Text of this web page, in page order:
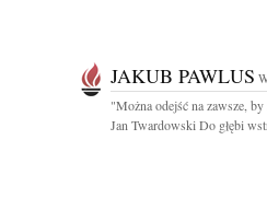
JAKUB PAWLUS
"Można odejść na zawsze,
Jan Twardowski Do głębi